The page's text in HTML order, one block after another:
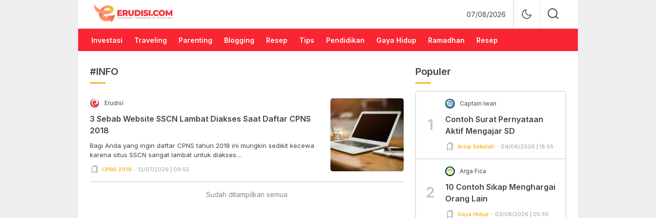
Erudisi
Temukan Jawaban dan Inspirasi
07/08/2026
Investasi Traveling Parenting Blogging Resep Tips Pendidikan Gaya Hidup Ramadhan Resep
#INFO
Erudisi
3 Sebab Website SSCN Lambat Diakses Saat Daftar CPNS
2018
Bagi Anda yang ingin daftar CPNS tahun 2018 ini mungkin sedikit kecewa
karena situs SSCN sangat lambat untuk diakses....
CPNS 2019 12/07/2026 | 09:55
Sudah ditampilkan semua
Populer
1
Captain Iwan
Contoh Surat Pernyataan
Aktif Mengajar SD
Arsip Sekolah 04/08/2026 | 18:55
2
Arga Fica
10 Contoh Sikap Menghargai
Orang Lain
Gaya Hidup 03/08/2026 | 05:55